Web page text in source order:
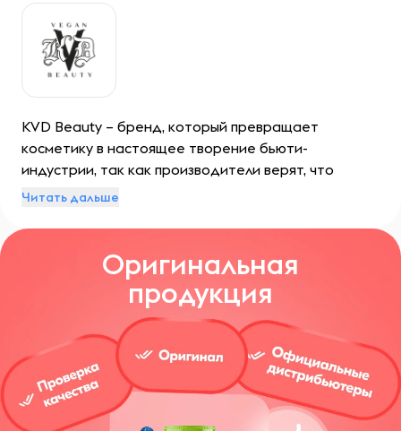
KVD Beauty – бренд, который превращает
косметику в настоящее творение бьюти-
индустрии, так как производители верят, что
макияж может быть не только способом
свою индивидуальность через самовыражение с
помощью косметики.
Читать дальше
Оригинальная
продукция